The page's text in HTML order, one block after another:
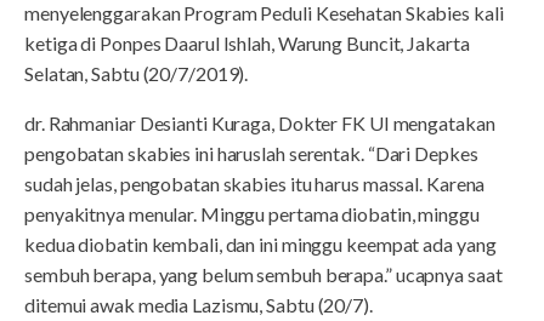
menyelenggarakan Program Peduli Kesehatan Skabies kali
ketiga di Ponpes Daarul Ishlah, Warung Buncit, Jakarta
Selatan, Sabtu (20/7/2019).
dr. Rahmaniar Desianti Kuraga, Dokter FK UI mengatakan
pengobatan skabies ini haruslah serentak. “Dari Depkes
sudah jelas, pengobatan skabies itu harus massal. Karena
penyakitnya menular. Minggu pertama diobatin, minggu
kedua diobatin kembali, dan ini minggu keempat ada yang
sembuh berapa, yang belum sembuh berapa.” ucapnya saat
ditemui awak media Lazismu, Sabtu (20/7).